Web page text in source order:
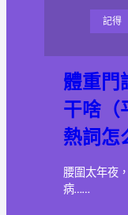
記得
體重門
干啥（
熱詞怎
腰圍太年夜
病……